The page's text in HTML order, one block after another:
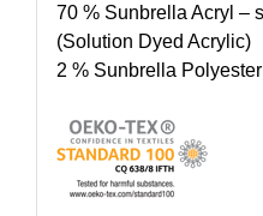
70 % Sunbrella Acryl –
(Solution Dyed Acrylic)
2 % Sunbrella Polyester